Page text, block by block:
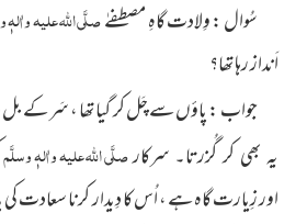
سُوال : وِلادت گاہِ مصطفےٰصلَّی اللہ علیہ
اَنداز رہا تھا؟
جواب : پاؤں سے چَل کر گیا تھا ، سَر کے
یہ بھی کر گُزرتا۔ سرکارصلَّی اللہ علیہ واٰلہٖ وسلَّم
اور زِیارت گاہ ہے ، اُس کا دِیدار کرنا